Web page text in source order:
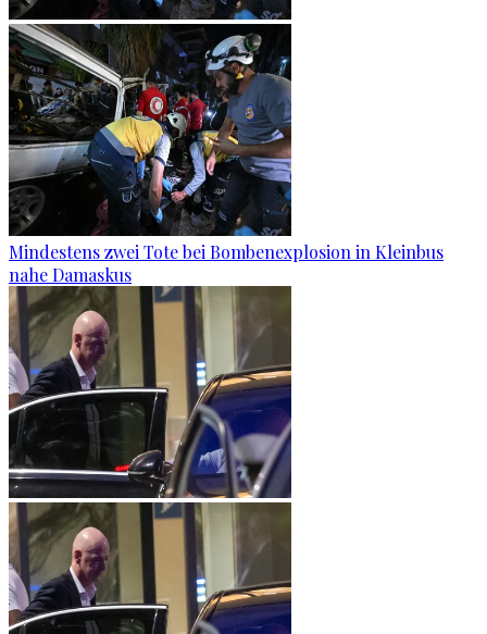
Mindestens zwei Tote bei Bombenexplosion in Kleinbus
nahe Damaskus